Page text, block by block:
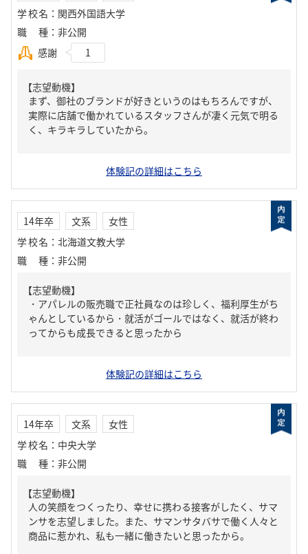
学校名 ： 関西外国語大学
職種 ： 非公開
感謝
1
【志望動機】
まず、御社のブランドが好きというのはもちろんですが、
実際に店舗で働かれているスタッフさんが凄く元気で明る
く、キラキラしていたから。
体験記の詳細はこちら
14年卒 文系
女性
学校名 ： 北海道文教大学
職種 ： 非公開
【志望動機】
・アパレルの販売職で正社員なのは珍しく、福利厚生がち
ゃんとしているから・就活がゴールではなく、就活が終わ
ってからも成長できると思ったから
体験記の詳細はこちら
14年卒 文系
女性
学校名 ： 中央大学
職種 ： 非公開
【志望動機】
人の笑顔をつくったり、幸せに携わる接客がしたく、サマ
ンサを志望しました。また、サマンサタバサで働く人々と
商品に惹かれ、私も一緒に働きたいと思ったから。